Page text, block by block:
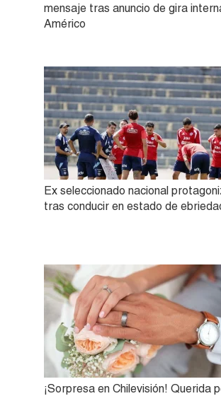
mensaje tras anuncio de gira
Américo
Ex seleccionado nacional
tras conducir en estado de
¡Sorpresa en Chilevisión! Querida